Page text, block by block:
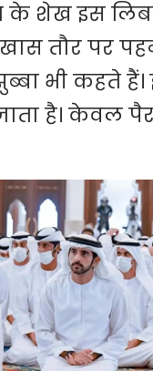
के शेख इस
तौर पर
भी कहते हैं।
है। केवल